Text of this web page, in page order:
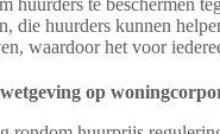
huurders te beschermen
die huurders kunnen
waardoor het voor
op